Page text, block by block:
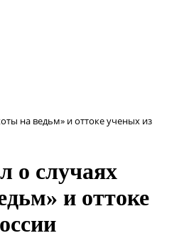
на ведьм» и оттоке ученых из
о случаях
и оттоке